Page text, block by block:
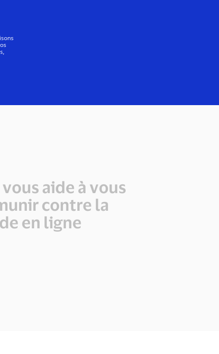
Tout le monde
aide à vous
contre la
en ligne